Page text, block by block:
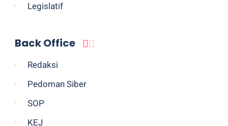
Legislatif
Back Office
Redaksi
Pedoman Siber
SOP
KEJ